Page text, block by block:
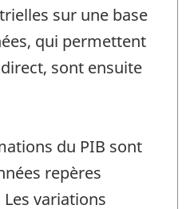
sur une base
qui permettent
sont ensuite
du PIB sont
repères
Les variations